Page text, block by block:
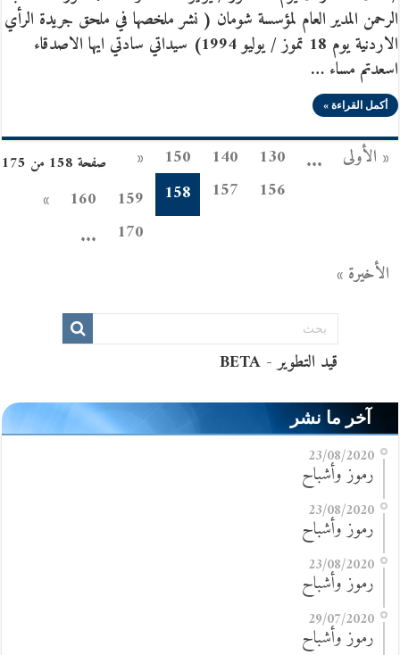
الرحمن المدير العام لمؤسسة شومان ( نشر ملخصها في ملحق جريدة الرأي
الاردنية يوم 18 تموز / يوليو 1994) سيداتي سادتي ايها الاصدقاء
اسعدتم مساء …
أكمل القراءة »
صفحة 158 من 175 « الأولى ...
130
140
150
«
156
157
158
159
160
»
170
...
الأخيرة »
آخر ما نشر
23/08/2020
رموز وأشباح
23/08/2020
رموز وأشباح
23/08/2020
رموز وأشباح
29/07/2020
رموز وأشباح